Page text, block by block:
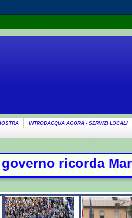
INTRODACQUA AGORA - SERVIZI LOCALI